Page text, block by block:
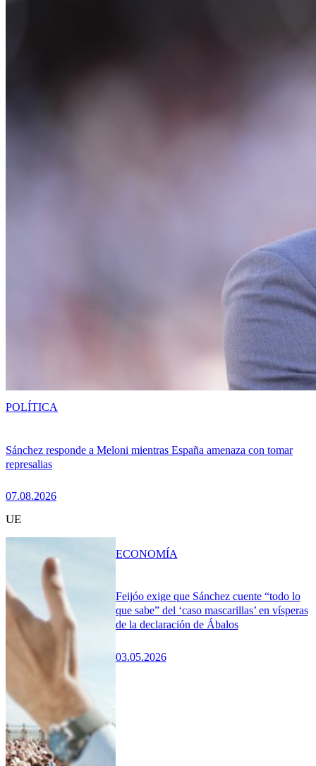
Sánchez responde a Meloni mientras España amenaza con tomar
represalias
07.08.2026
POLÍTICA
UE
Feijóo exige que Sánchez cuente “todo lo
que sabe” del ‘caso mascarillas’ en vísperas
de la declaración de Ábalos
03.05.2026
ECONOMÍA